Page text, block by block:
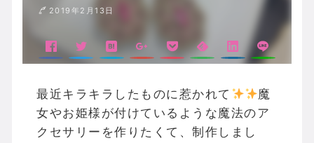
2019年2月13日
最近キラキラしたものに惹かれて
魔
女やお姫様が付けているような魔法のア
クセサリーを作りたくて、制作しまし